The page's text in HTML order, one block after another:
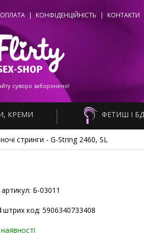
| КОНФІДЕНЦІЙНІСТЬ | КОНТАКТИ
суворо заборонено!
КРЕМИ ФЕТИШ І
стринги - G-String 2460, SL
артикул: Б-03011
штрих код: 5906340733408